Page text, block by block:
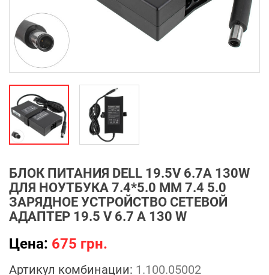
БЛОК ПИТАНИЯ DELL 19.5V 6.7A 130W
ДЛЯ НОУТБУКА 7.4*5.0 ММ 7.4 5.0
ЗАРЯДНОЕ УСТРОЙСТВО СЕТЕВОЙ
АДАПТЕР 19.5 V 6.7 A 130 W
Цена: 675 грн.
Артикул комбинации: 1.100.05002